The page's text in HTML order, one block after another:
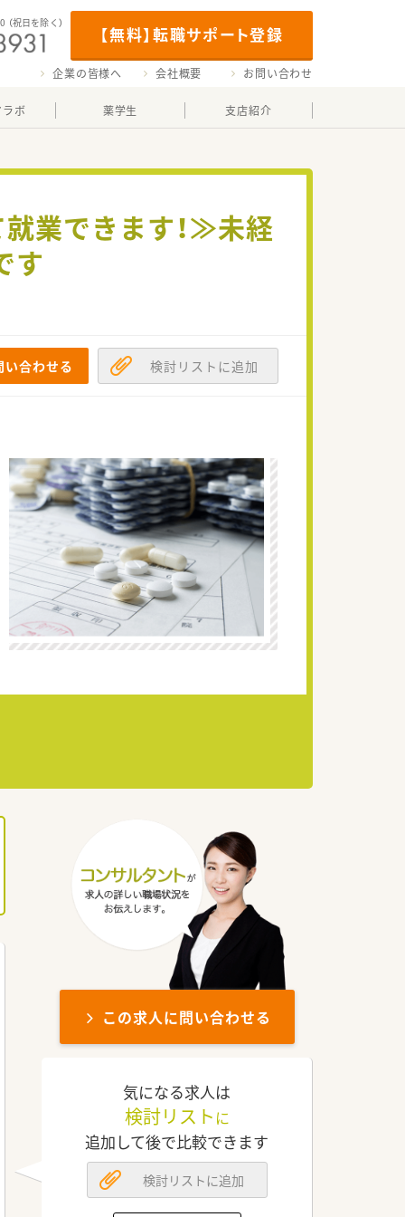
【無料】転職サポート登録
（祝日を除く）
企業の皆様へ 会社概要 お問い合わせ
ボ 薬学生 支店紹介
業できます！≫未経
す
い合わせる 検討リストに追加
この求人に問い合わせる
気になる求人は
検討リスト に
追加して後で比較できます
検討リストに追加